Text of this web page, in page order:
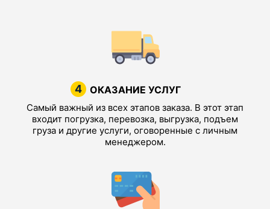
4 ОКАЗАНИЕ УСЛУГ
Самый важный из всех этапов заказа. В этот этап
входит погрузка, перевозка, выгрузка, подъем
груза и другие услуги, оговоренные с личным
менеджером.